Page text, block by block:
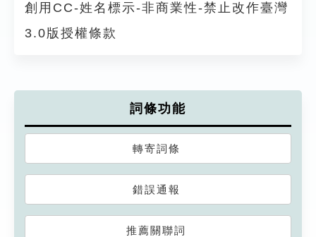
創用CC-姓名標示-非商業性-禁止改作臺灣
3.0版授權條款
詞條功能
轉寄詞條
錯誤通報
推薦關聯詞